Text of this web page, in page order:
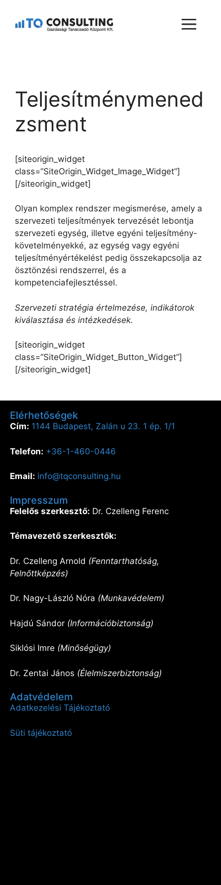
Teljesítménymened
zsment
[siteorigin_widget
class=”SiteOrigin_Widget_Image_Widget”]
[/siteorigin_widget]
Olyan komplex rendszer megismerése, amely a
szervezeti teljesítmények tervezését lebontja
szervezeti egység, illetve egyéni teljesítmény-
követelményekké, az egység vagy egyéni
teljesítményértékelést pedig összekapcsolja az
ösztönzési rendszerrel, és a
kompetenciafejlesztéssel.
Szervezeti stratégia értelmezése, indikátorok
kiválasztása és intézkedések.
[siteorigin_widget
class=”SiteOrigin_Widget_Button_Widget”]
[/siteorigin_widget]
Elérhetőségek
Cím: 1144 Budapest, Zalán u 23. 1 ép. 1/1
Telefon: +36-1-460-0446
Email: info@tqconsulting.hu
Impresszum
Felelős szerkesztő: Dr. Czelleng Ferenc
Témavezető szerkesztők:
Dr. Czelleng Arnold (Fenntarthatóság,
Felnőttképzés)
Dr. Nagy-László Nóra (Munkavédelem)
Hajdú Sándor (Információbiztonság)
Siklósi Imre (Minőségügy)
Dr. Zentai János (Élelmiszerbiztonság)
Adatvédelem
Adatkezelési Tájékoztató
Süti tájékoztató